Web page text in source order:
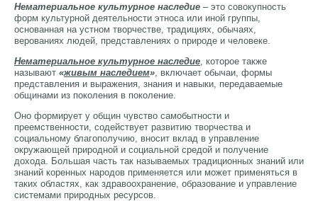
Нематериальное культурное наследие – это совокупность
форм культурной деятельности этноса или иной группы,
основанная на устном творчестве, традициях, обычаях,
верованиях людей, представлениях о природе и человеке.
Нематериальное культурное наследие , которое также
называют «живым наследием» , включает обычаи, формы
представления и выражения, знания и навыки, передаваемые
общинами из поколения в поколение.
Оно формирует у общин чувство самобытности и
преемственности, содействует развитию творчества и
социальному благополучию, вносит вклад в управление
окружающей природной и социальной средой и получение
дохода. Большая часть так называемых традиционных знаний или
знаний коренных народов применяется или может применяться в
таких областях, как здравоохранение, образование и управление
системами природных ресурсов.